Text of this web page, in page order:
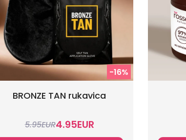
-16%
BRONZE TAN rukavica
5.95EUR4.95EUR